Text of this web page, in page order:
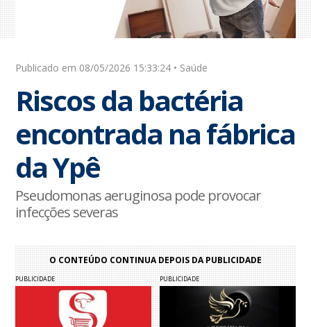
Publicado em 08/05/2026 15:33:24 • Saúde
Riscos da bactéria
encontrada na fábrica
da Ypê
Pseudomonas aeruginosa pode provocar
infecções severas
O CONTEÚDO CONTINUA DEPOIS DA PUBLICIDADE
PUBLICIDADE PUBLICIDADE